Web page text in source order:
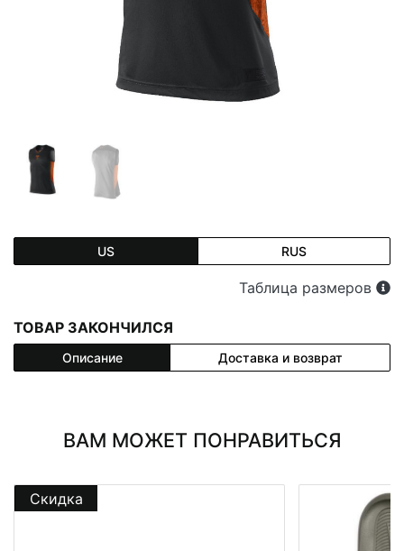
US RUS
Таблица размеров
ТОВАР ЗАКОНЧИЛСЯ
Описание Доставка и возврат
ВАМ МОЖЕТ ПОНРАВИТЬСЯ
Скидка